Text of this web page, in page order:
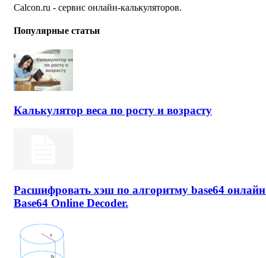
Calcon.ru - сервис онлайн-калькуляторов.
Популярные статьи
Калькулятор веса по росту и возрасту
Расшифровать хэш по алгоритму base64
Base64 Online Decoder.